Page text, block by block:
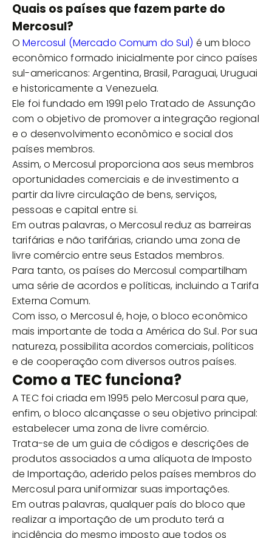
Quais os países que fazem parte do
Mercosul?
OMercosul (Mercado Comum do Sul) é um bloco
econômico formado inicialmente por cinco países
sul-americanos: Argentina, Brasil, Paraguai, Uruguai
e historicamente a Venezuela.
Ele foi fundado em 1991 pelo Tratado de Assunção
com o objetivo de promover a integração regional
e o desenvolvimento econômico e social dos
países membros.
Assim, o Mercosul proporciona aos seus membros
oportunidades comerciais e de investimento a
partir da livre circulação de bens, serviços,
pessoas e capital entre si.
Em outras palavras, o Mercosul reduz as barreiras
tarifárias e não tarifárias, criando uma zona de
livre comércio entre seus Estados membros.
Para tanto, os países do Mercosul compartilham
uma série de acordos e políticas, incluindo a Tarifa
Externa Comum.
Com isso, o Mercosul é, hoje, o bloco econômico
mais importante de toda a América do Sul. Por sua
natureza, possibilita acordos comerciais, políticos
e de cooperação com diversos outros países.
Como a TEC funciona?
A TEC foi criada em 1995 pelo Mercosul para que,
enfim, o bloco alcançasse o seu objetivo principal:
estabelecer uma zona de livre comércio.
Trata-se de um guia de códigos e descrições de
produtos associados a uma alíquota de Imposto
de Importação, aderido pelos países membros do
Mercosul para uniformizar suas importações.
Em outras palavras, qualquer país do bloco que
realizar a importação de um produto terá a
incidência do mesmo imposto que todos os